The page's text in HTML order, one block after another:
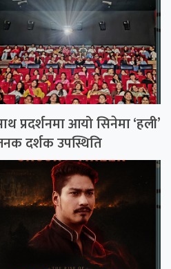
प्रदर्शनमा आयो सिनेमा ‘हली’
दर्शक उपस्थिति